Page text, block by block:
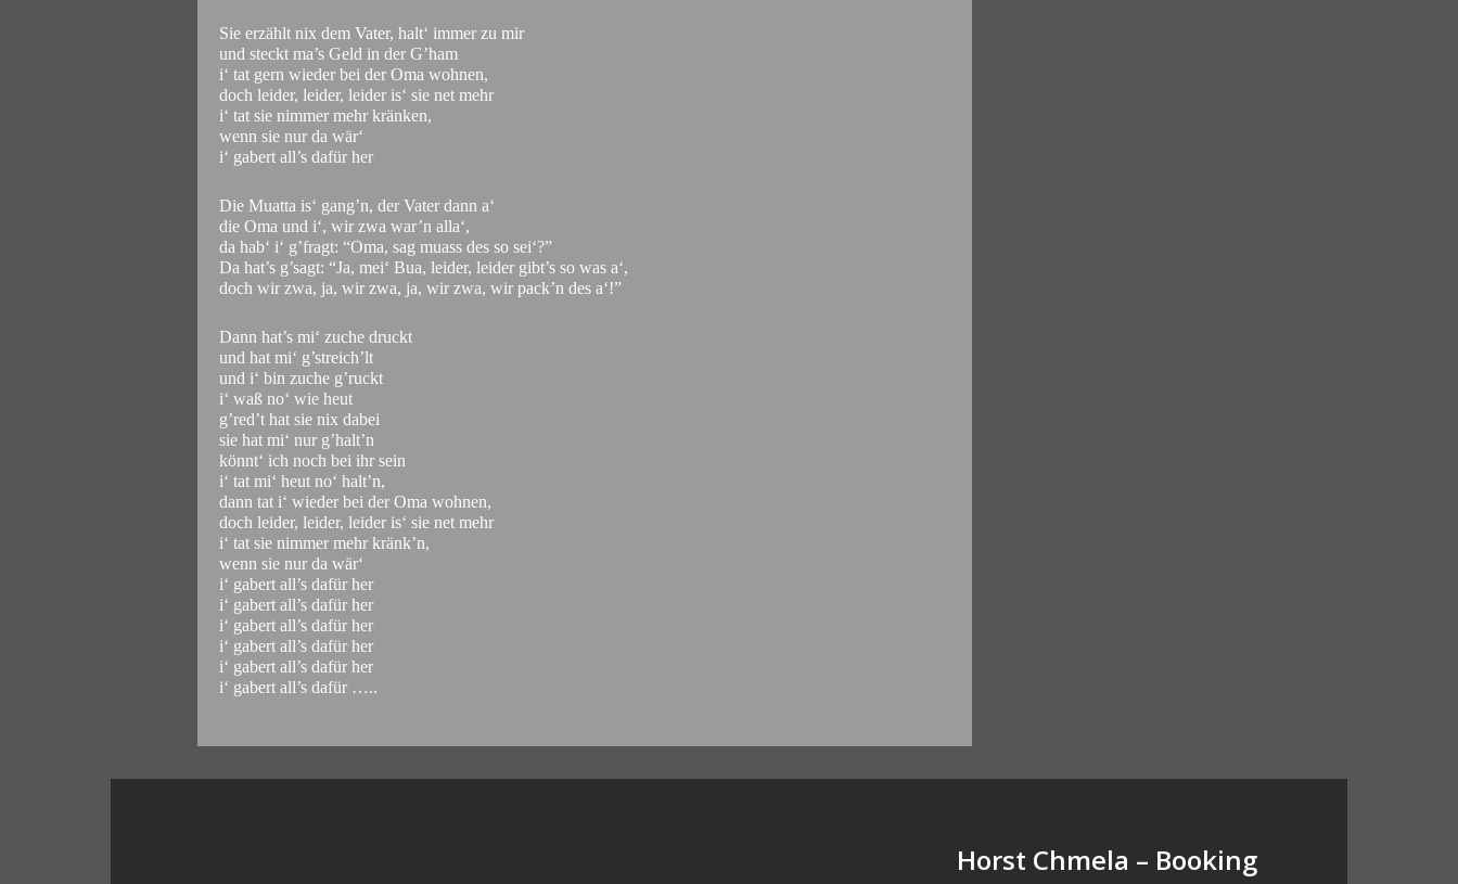
Sie erzählt nix dem Vater, halt‘ immer zu mir
und steckt ma’s Geld in der G’ham
i‘ tat gern wieder bei der Oma wohnen,
doch leider, leider, leider is‘ sie net mehr
i‘ tat sie nimmer mehr kränken,
wenn sie nur da wär‘
i‘ gabert all’s dafür her
Die Muatta is‘ gang’n, der Vater dann a‘
die Oma und i‘, wir zwa war’n alla‘,
da hab‘ i‘ g’fragt: “Oma, sag muass des so sei‘?”
Da hat’s g’sagt: “Ja, mei‘ Bua, leider, leider gibt’s so was a‘,
doch wir zwa, ja, wir zwa, ja, wir zwa, wir pack’n des a‘!”
Dann hat’s mi‘ zuche druckt
und hat mi‘ g’streich’lt
und i‘ bin zuche g’ruckt
i‘ waß no‘ wie heut
g’red’t hat sie nix dabei
sie hat mi‘ nur g’halt’n
könnt‘ ich noch bei ihr sein
i‘ tat mi‘ heut no‘ halt’n,
dann tat i‘ wieder bei der Oma wohnen,
doch leider, leider, leider is‘ sie net mehr
i‘ tat sie nimmer mehr kränk’n,
wenn sie nur da wär‘
i‘ gabert all’s dafür her
i‘ gabert all’s dafür her
i‘ gabert all’s dafür her
i‘ gabert all’s dafür her
i‘ gabert all’s dafür her
i‘ gabert all’s dafür …..
Horst Chmela – Booking